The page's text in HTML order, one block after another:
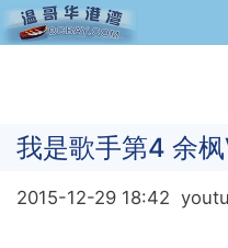
我是歌手第4 余
2015-12-29 18:42